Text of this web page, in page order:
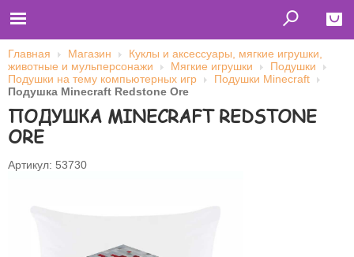
Close
Главная
Футболки
Толстовки (кенгурушки)
Свитшоты
Бейсболки
Имя пользователя (логин)
Главная Магазин
Куклы и аксессуары, мягкие игрушки,
животные и мульперсонажи
Мягкие игрушки
Подушки
Подушки на тему компьютерных игр
Подушки Minecraft
Подушка Minecraft Redstone Ore
ПОДУШКА MINECRAFT REDSTONE
ORE
Артикул: 53730